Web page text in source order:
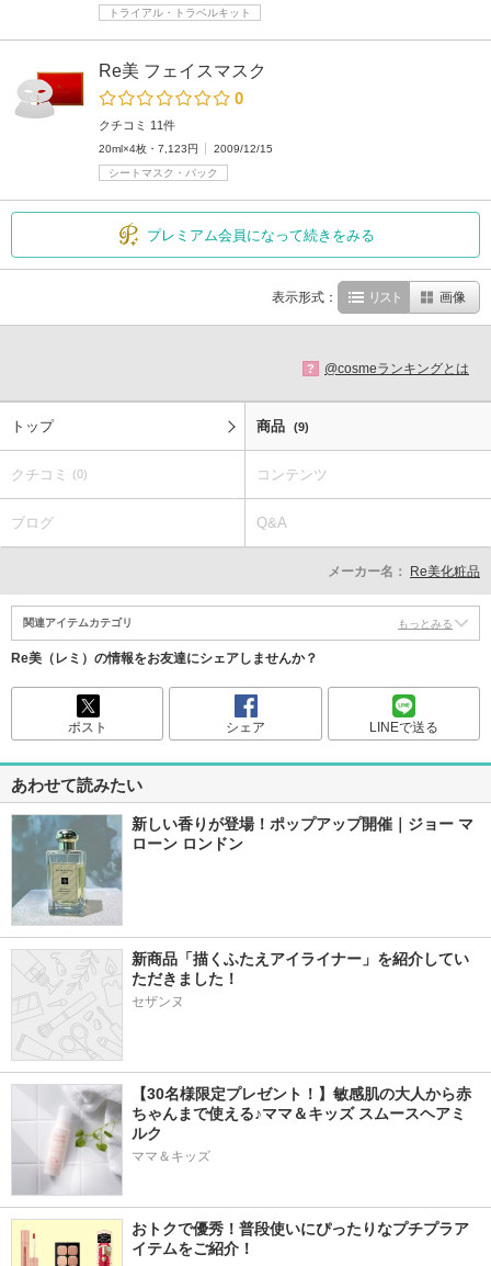
トライアル・トラベルキット
Re美 フェイスマスク
0
クチコミ 11件
20ml×4枚・7,123円
2009/12/15
シートマスク・パック
プレミアム会員になって続きをみる
表示形式： リスト 画像
? @cosmeランキングとは
トップ 商品 (9)
クチコミ (0) コンテンツ
ブログ Q&A
メーカー名： Re美化粧品
関連アイテムカテゴリ もっとみる
Re美（レミ）の情報をお友達にシェアしませんか？
ポスト シェア LINEで送る
あわせて読みたい
新しい香りが登場！ポップアップ開催｜ジョー マ
ローン ロンドン
新商品「描くふたえアイライナー」を紹介してい
ただきました！
セザンヌ
【30名様限定プレゼント！】敏感肌の大人から赤
ちゃんまで使える♪ママ＆キッズ スムースヘアミ
ルク
ママ＆キッズ
おトクで優秀！普段使いにぴったりなプチプラア
イテムをご紹介！